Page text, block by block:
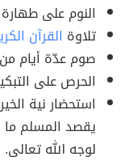
النوم على
تلاوة القرآن
صوم عدّة أيام
الحرص على
استحضار نية
يقصد المسلم ما
لوجه الله تعالى.